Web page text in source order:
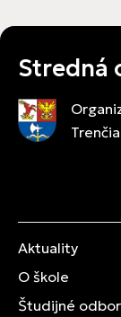
Stredná
Aktuality
O škole
Študijné